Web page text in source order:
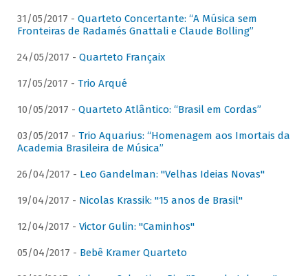
31/05/2017 - Quarteto Concertante: “A Música sem
Fronteiras de Radamés Gnattali e Claude Bolling”
24/05/2017 - Quarteto Françaix
17/05/2017 - Trio Arqué
10/05/2017 - Quarteto Atlântico: “Brasil em Cordas”
03/05/2017 - Trio Aquarius: “Homenagem aos Imortais da
Academia Brasileira de Música”
26/04/2017 - Leo Gandelman: "Velhas Ideias Novas"
19/04/2017 - Nicolas Krassik: "15 anos de Brasil"
12/04/2017 - Victor Gulin: "Caminhos"
05/04/2017 - Bebê Kramer Quarteto